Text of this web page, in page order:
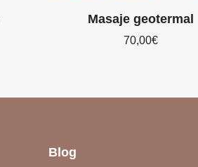
Masaje geotermal
70,00€
Blog